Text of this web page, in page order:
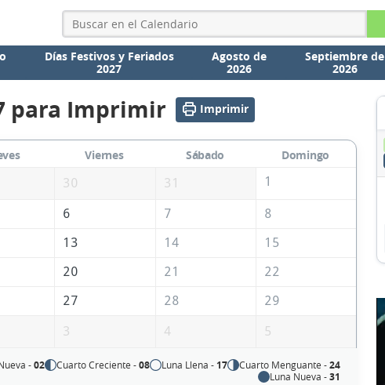
Días Festivos y Feriados
2027
Agosto de
2026
Septiembre de
2026
para Imprimir Imprimir
Viernes Sábado
Domingo
30 31 1
6 7
8
13 14
15
20 21
22
27 28
29
3 4 5
-02 Cuarto Creciente -08 Luna Llena - 17 Cuarto Menguante -24
Luna Nueva -31